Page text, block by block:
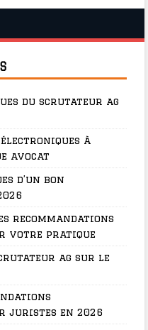
du scrutateur ag
électroniques à
avocat
d’un bon
recommandations
votre pratique
ag sur le
juristes en 2026